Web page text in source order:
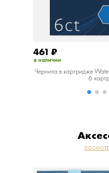
461 ₽
в наличии
Чернила в картридже
6